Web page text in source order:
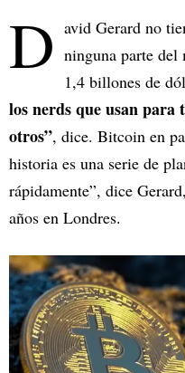
D avid Gerard no
ninguna parte del
1,4 billones de
los nerds que usan para
otros”, dice. Bitcoin en
historia es una serie de
rápidamente”, dice
años en Londres.